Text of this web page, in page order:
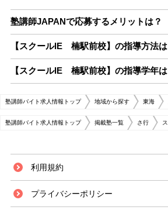
塾講師JAPANで応募するメリットは？
【スクールIE 楠駅前校】の指導方法は
【スクールIE 楠駅前校】の指導学年は
塾講師バイト求人情報トップ 地域から探す 東海
塾講師バイト求人情報トップ 掲載塾一覧 さ行
利用規約
プライバシーポリシー